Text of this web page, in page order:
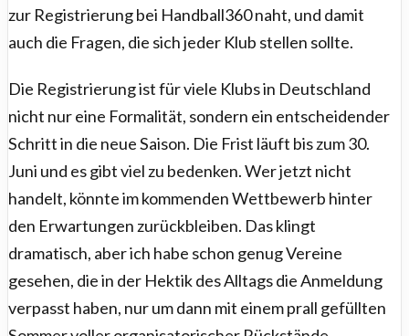
zur Registrierung bei Handball360 naht, und damit
auch die Fragen, die sich jeder Klub stellen sollte.
Die Registrierung ist für viele Klubs in Deutschland
nicht nur eine Formalität, sondern ein entscheidender
Schritt in die neue Saison. Die Frist läuft bis zum 30.
Juni und es gibt viel zu bedenken. Wer jetzt nicht
handelt, könnte im kommenden Wettbewerb hinter
den Erwartungen zurückbleiben. Das klingt
dramatisch, aber ich habe schon genug Vereine
gesehen, die in der Hektik des Alltags die Anmeldung
verpasst haben, nur um dann mit einem prall gefüllten